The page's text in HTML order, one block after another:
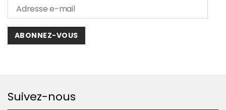
ABONNEZ-VOUS
Suivez-nous